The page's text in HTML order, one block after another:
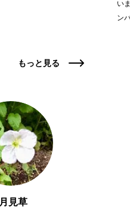
もっと見る
い
ン
月見草